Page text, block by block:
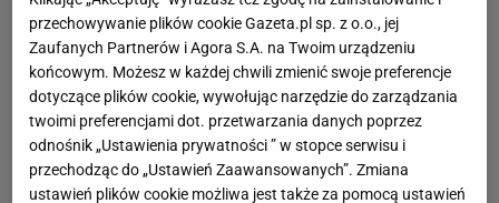
Oficjalna strona: andrzejmlynarczyk.pl
Facebook: facebook.com/AndrzejMlynarczykOfficial
Instagram: @andrzejmlynarczyk
Kariera zawodowa Andrzeja Młynarczyka
Swoją pasję do aktorstwa Andrzej Młynarczyk rozwijał na
studiach w Szkole Aktorskiej Lart Studio w Krakowie. Po
przechowywanie plików cookie Gazeta.pl sp. z o.o., jej
Zaufanych Partnerów i Agora S.A. na Twoim urządzeniu
końcowym. Możesz w każdej chwili zmienić swoje preferencje
dotyczące plików cookie, wywołując narzędzie do zarządzania
twoimi preferencjami dot. przetwarzania danych poprzez
odnośnik „Ustawienia prywatności ” w stopce serwisu i
przechodząc do „Ustawień Zaawansowanych”. Zmiana
ustawień plików cookie możliwa jest także za pomocą ustawień